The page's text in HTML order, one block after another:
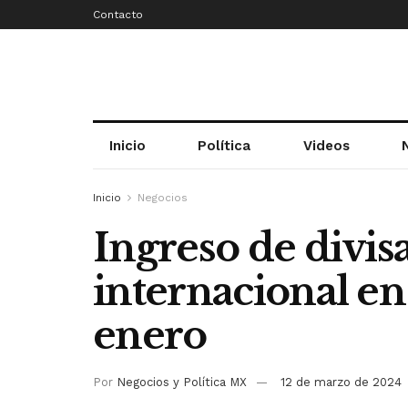
Contacto
Inicio Política Videos
Inicio Negocios
Ingreso de
internacional
enero
Por Negocios y Política MX 12 de marzo de 2024